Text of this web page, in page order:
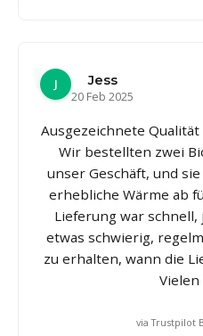
J
Jess
20 Feb 2025
Ausgezeichnete
Wir bestellten zwei
unser Geschäft, und
erhebliche Wärme ab
Lieferung war schnell,
etwas schwierig,
zu erhalten, wann die
Vielen
via Trustpilot